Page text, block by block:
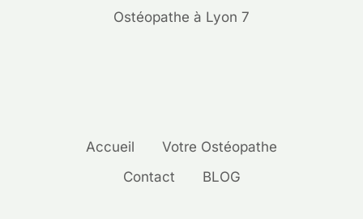
Ostéopathe à Lyon 7
Accueil
Votre Ostéopathe
Contact
BLOG